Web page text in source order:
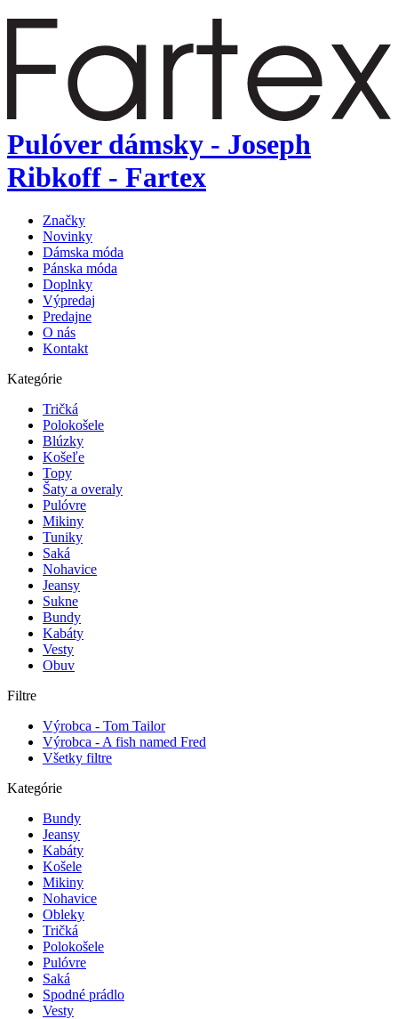
Pulóver dámsky - Joseph
Ribkoff - Fartex
Značky
Novinky
Dámska móda
Pánska móda
Doplnky
Výpredaj
Predajne
O nás
Kontakt
Kategórie
Tričká
Polokošele
Blúzky
Košeľe
Topy
Šaty a overaly
Pulóvre
Mikiny
Tuniky
Saká
Nohavice
Jeansy
Sukne
Bundy
Kabáty
Vesty
Obuv
Filtre
Výrobca - Tom Tailor
Výrobca - A fish named Fred
Všetky filtre
Kategórie
Bundy
Jeansy
Kabáty
Košele
Mikiny
Nohavice
Obleky
Tričká
Polokošele
Pulóvre
Saká
Spodné prádlo
Vesty